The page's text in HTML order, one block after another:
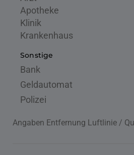
Apotheke
Klinik
Krankenhaus
Sonstige
Bank
Geldautomat
Polizei
Angaben Entfernung Luftlinie /